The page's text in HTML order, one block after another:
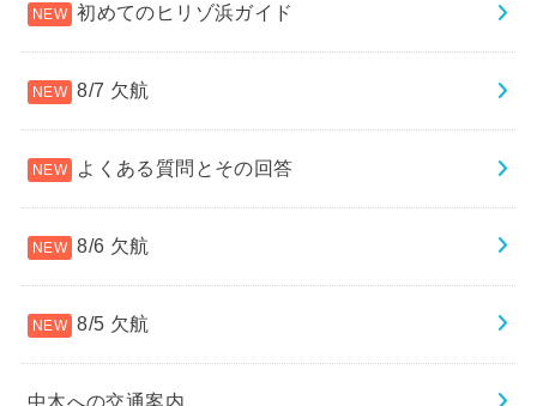
初めてのヒリゾ浜ガイド
8/7 欠航
よくある質問とその回答
8/6 欠航
8/5 欠航
中木への交通案内